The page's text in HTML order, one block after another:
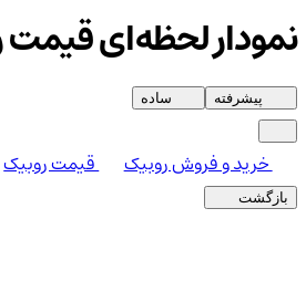
نمودار لحظه‌ای
پیشرفته ساده
خرید و فروش روبیک قیمت روبیک
بازگشت